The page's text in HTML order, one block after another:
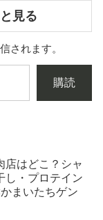
見る
されます。
購読
店はどこ？シャ
し・プロテイン
まいたちゲン